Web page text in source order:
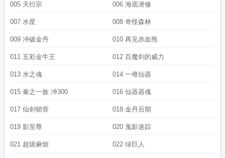
005 天衍宗 006 海底潜修
007 水星 008 奇怪森林
009 冲破金丹 010 再见赤血熊
011 五彩金牛王 012 百魔剑的威力
013 水之魂 014 一堆仙器
015 秦之一族 冲300 016 仙器器魂
017 仙剑锁骨 018 金丹后期
019 影至尊 020 鬼影迷踪
021 超级麻烦 022 绿巨人